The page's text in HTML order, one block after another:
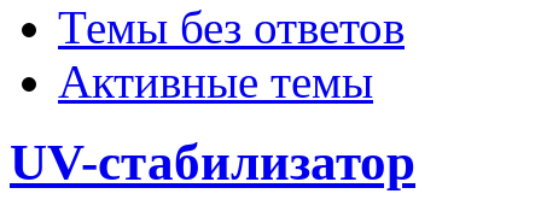
Темы без ответов
Активные темы
UV-стабилизатор